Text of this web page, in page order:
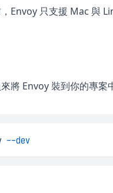
Envoy 只支援 Mac 與
將 Envoy 裝到你的專案
--dev